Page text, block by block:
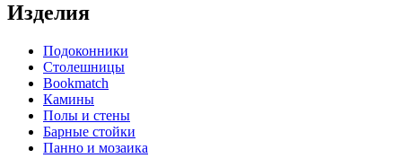
Изделия
Подоконники
Столешницы
Bookmatch
Камины
Полы и стены
Барные стойки
Панно и мозаика